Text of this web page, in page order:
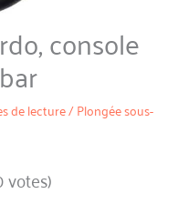
console
de lecture/Plongée sous-
votes)